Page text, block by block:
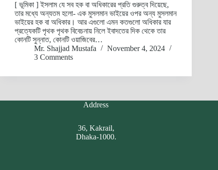
[ ভূমিকা ] ইসলাম যে সব হক বা অধিকারের প্রতি গুরুত্ব দিয়েছে,
তার মধ্যে অন্যতম হলো- এক মুসলমান ভাইয়ের ওপর অন্য মুসলমান
ভাইয়ের হক বা অধিকার। আর এগুলো এমন কতগুলো অধিকার যার
প্রত্যেকটি পৃথক পৃথক বিবেচনায় নিলে ইবাদতের দিক থেকে তার
কোনটি সুন্নাত, কোনটি ওয়াজিবের…
Mr. Shajjad Mustafa
November 4, 2024
3 Comments
Address
36, Kakrail,
Dhaka-1000.